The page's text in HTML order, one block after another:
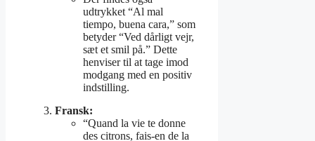
udtrykket “Al mal
tiempo, buena cara,” som
betyder “Ved dårligt vejr,
sæt et smil på.” Dette
henviser til at tage imod
modgang med en positiv
indstilling.
Fransk:
“Quand la vie te donne
des citrons, fais-en de la